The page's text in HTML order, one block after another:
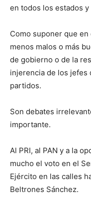
en todos los estados
Como suponer que en
menos malos o más
de gobierno o de la
injerencia de los jefes
partidos.
Son debates
importante.
Al PRI, al PAN y a la
mucho el voto en el
Ejército en las calles
Beltrones Sánchez.